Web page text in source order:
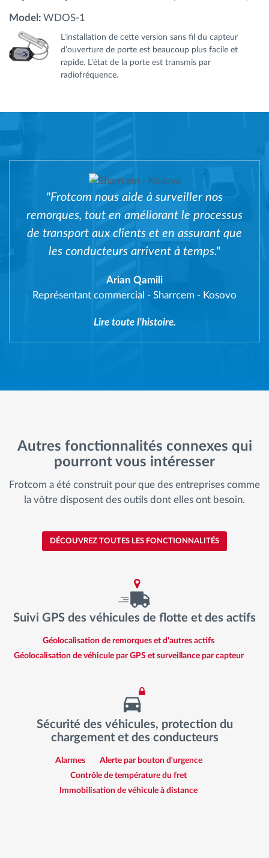
Model: WDOS-1
L'installation de cette version sans fil du capteur
d'ouverture de porte est beaucoup plus facile et
rapide. L'état de la porte est transmis par
radiofréquence.
"Frotcom nous aide à surveiller nos
remorques, tout en améliorant le processus
de transport aux clients et en assurant que
les conducteurs arrivent à temps."
Arian Qamili
Représentant commercial - Sharrcem - Kosovo
Lire toute l’histoire.
Autres fonctionnalités connexes qui
pourront vous intéresser
Frotcom a été construit pour que des entreprises comme
la vôtre disposent des outils dont elles ont besoin.
DÉCOUVREZ TOUTES LES FONCTIONNALITÉS
Suivi GPS des véhicules de flotte et des actifs
Géolocalisation de remorques et d'autres actifs
Géolocalisation de véhicule par GPS et surveillance par capteur
Sécurité des véhicules, protection du
chargement et des conducteurs
Alarmes
Alerte par bouton d'urgence
Contrôle de température du fret
Immobilisation de véhicule à distance